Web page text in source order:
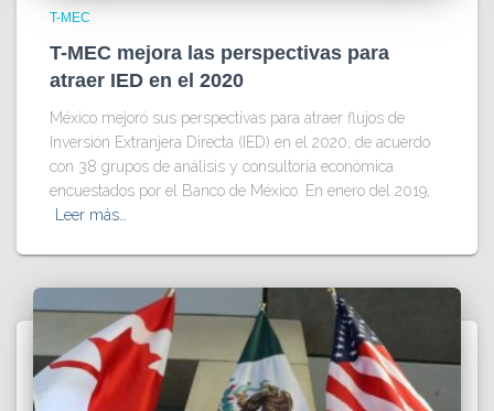
T-MEC
T-MEC mejora las perspectivas para
atraer IED en el 2020
México mejoró sus perspectivas para atraer flujos de
Inversión Extranjera Directa (IED) en el 2020, de acuerdo
con 38 grupos de análisis y consultoría económica
encuestados por el Banco de México. En enero del 2019,
Leer más…